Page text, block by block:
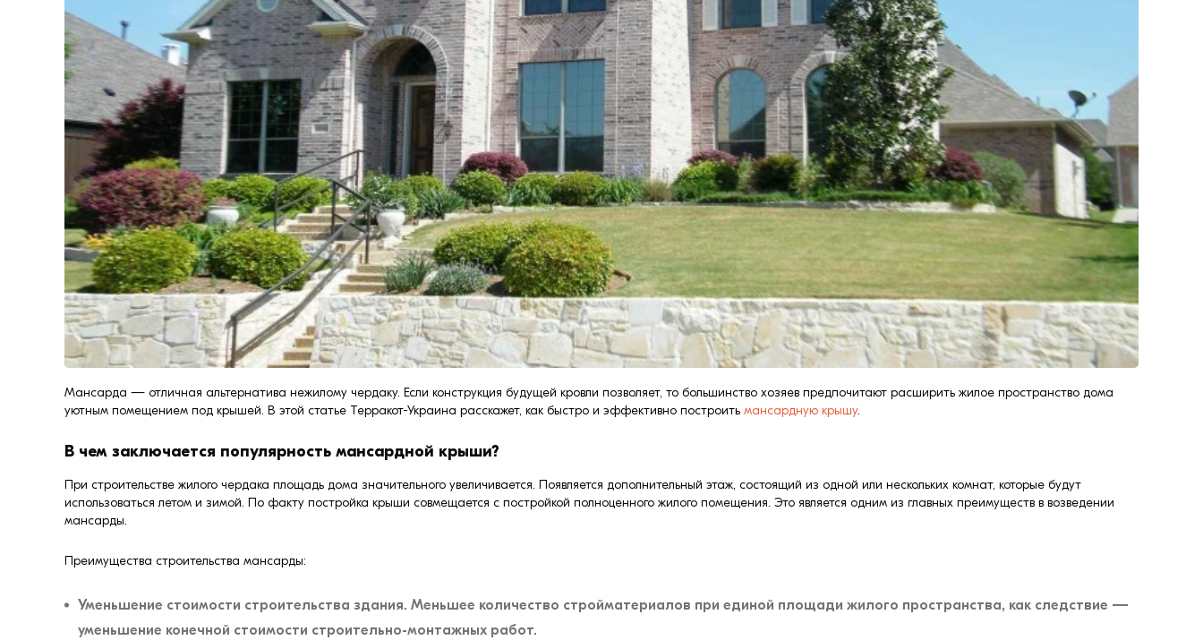
формовки
Клинкерная плитка
Ступени, крыльцо
Строительные
смеси
Мансарда — отличная альтернатива нежилому чердаку. Если конструкция будущей кровли позволяет, то большинство хозяев предпочитают расширить жилое пространство дома
уютным помещением под крышей. В этой статье Терракот-Украина расскажет, как быстро и эффективно построить мансардную крышу.
В чем заключается популярность мансардной крыши?
При строительстве жилого чердака площадь дома значительного увеличивается. Появляется дополнительный этаж, состоящий из одной или нескольких комнат, которые будут
использоваться летом и зимой. По факту постройка крыши совмещается с постройкой полноценного жилого помещения. Это является одним из главных преимуществ в возведении
мансарды.
Преимущества строительства мансарды:
Уменьшение стоимости строительства здания. Меньшее количество стройматериалов при единой площади жилого пространства, как следствие —
уменьшение конечной стоимости строительно-монтажных работ.